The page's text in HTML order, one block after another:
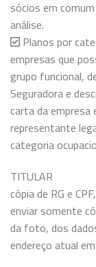
sócios em
análise.
Planos por
empresas que
grupo funcional,
Seguradora e
carta da empresa
representante
categoria
TITULAR
cópia de RG e
enviar somente
da foto, dos
endereço atual